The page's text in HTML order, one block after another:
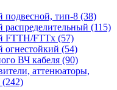
подвесной, тип-8 (38)
распределительный (115)
FTTH/FTTx (57)
огнестойкий (54)
ВЧ кабеля (90)
аттенюаторы,
(242)